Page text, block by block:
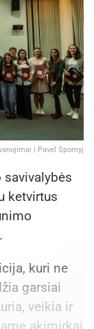
| Pavel Spornyj
ketvirtus
kuri ne
garsiai
veikia ir
akimirkai